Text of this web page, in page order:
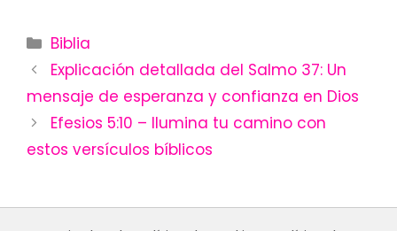
Categories
Biblia
Explicación detallada del Salmo 37: Un
mensaje de esperanza y confianza en Dios
Efesios 5:10 – Ilumina tu camino con
estos versículos bíblicos